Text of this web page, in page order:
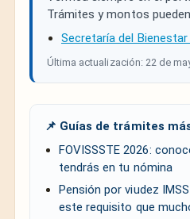
Trámites y montos
Secretaría del
Última actualización: 22 de
📌 Guías de trámites
FOVISSSTE 2026:
tendrás en tu nómina
Pensión por viudez
este requisito que